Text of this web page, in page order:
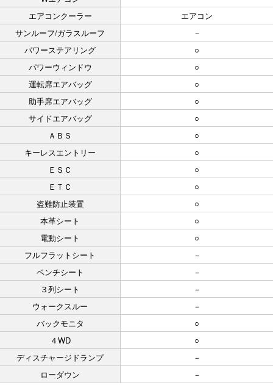
エアコンクーラー
エアコン
サンルーフ/ガラスルーフ
－
パワーステアリング
○
パワーウィンドウ
○
運転席エアバッグ
○
助手席エアバッグ
○
サイドエアバッグ
○
ＡＢＳ
○
キーレスエントリー
○
ＥＳＣ
○
ＥＴＣ
○
盗難防止装置
○
本革シート
○
電動シート
○
フルフラットシート
－
ベンチシート
－
３列シート
－
ウォークスルー
－
バックモニタ
○
４WD
○
ディスチャージドランプ
－
ローダウン
－